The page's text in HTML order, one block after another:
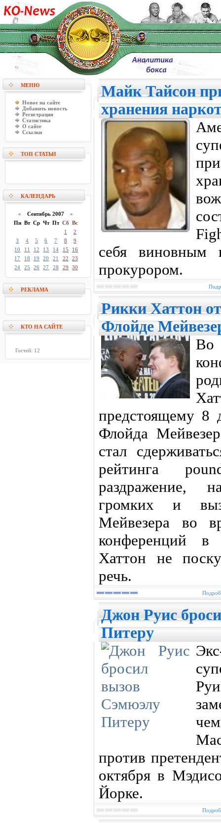
МЕНЮ
Новое на сайте
Добавить новость
Регистрация
Статистика
О сайте
Ссылки
ТОП СТАТЬИ
КАЛЕНДАРЬ
« Сентябрь 2007»
Пн Вт Ср Чт Пт Сб Вс
1
2
3
4 5 6 7 8
9
10
11 12 13 14 15
16
17
18 19 20 21 22
23
24
25 26 27 28 29 30
РЕКЛАМА
КТО НА САЙТЕ
Гостей: 12
Майк Тайсон
хранения
себя виновным
прокурором.
Рикки Хаттон
Флойде
Во
предстоящему 8
Флойда
стал
рейтинга
раздражение,
громких и
Мейвезера во
конференций
Хаттон не
речь.
Джон Руис
Питеру
против
октября в
Йорке.